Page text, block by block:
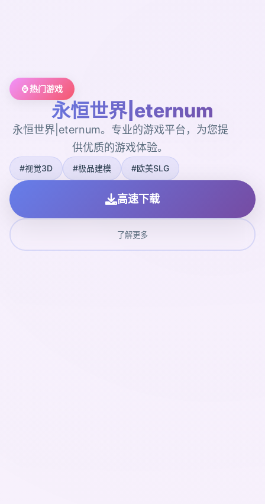
⌚ 热门游戏
永恒世界|eternum
永恒世界|eternum。专业的游戏平台，为您提
供优质的游戏体验。
#视觉3D #极品建模 #欧美SLG
高速下载
了解更多